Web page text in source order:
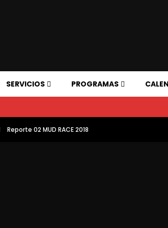
SERVICIOS PROGRAMAS
Reporte 02 MUD RACE 2018